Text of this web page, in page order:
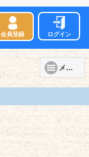
会員登録 ログイン
メニュー